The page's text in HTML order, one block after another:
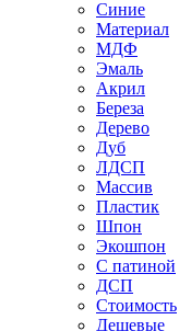
Синие
Материал
МДФ
Эмаль
Акрил
Береза
Дерево
Дуб
ЛДСП
Массив
Пластик
Шпон
Экошпон
С патиной
ДСП
Стоимость
Дешевые